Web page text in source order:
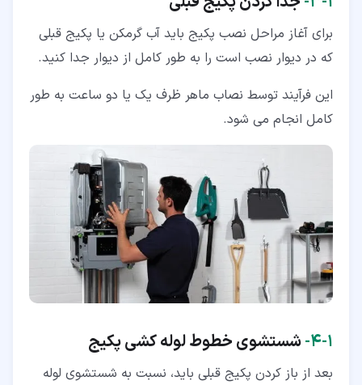
برای آغاز مراحل نصب پکیج باید آب گرمکن یا پکیج قبلی
که در دیوار نصب است را به طور کامل از دیوار جدا کنید.
این فرآیند توسط نصاب ماهر ظرف یک یا دو ساعت به طور
کامل انجام می شود.
۱‏-‏۴‏- شستشوی خطوط لوله کشی پکیج
بعد از باز کردن پکیج قبلی باید، نسبت به شستشوی لوله